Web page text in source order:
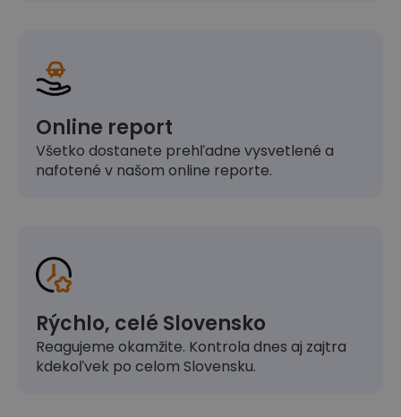
Online report
Všetko dostanete prehľadne vysvetlené a
nafotené v našom online reporte.
Rýchlo, celé Slovensko
Reagujeme okamžite. Kontrola dnes aj zajtra
kdekoľvek po celom Slovensku.